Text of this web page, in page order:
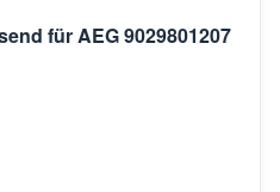
für AEG 9029801207